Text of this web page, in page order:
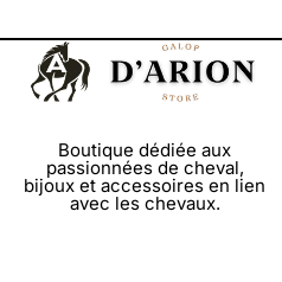
Boutique dédiée aux
passionnées de cheval,
bijoux et accessoires en lien
avec les chevaux.